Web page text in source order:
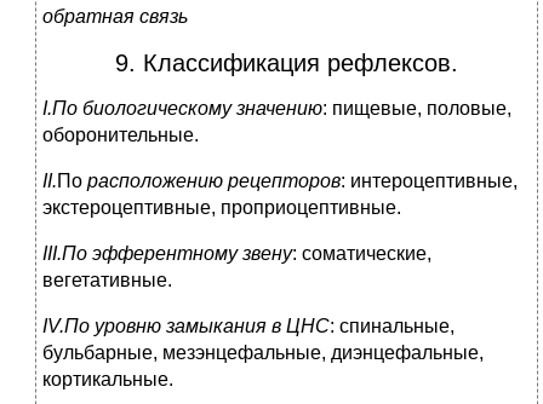
обратная связь
9. Классификация рефлексов.
I.По биологическому значению: пищевые, половые,
оборонительные.
II.По расположению рецепторов: интероцептивные,
экстероцептивные, проприоцептивные.
III.По эфферентному звену: соматические,
вегетативные.
IV.По уровню замыкания в ЦНС: спинальные,
бульбарные, мезэнцефальные, диэнцефальные,
кортикальные.